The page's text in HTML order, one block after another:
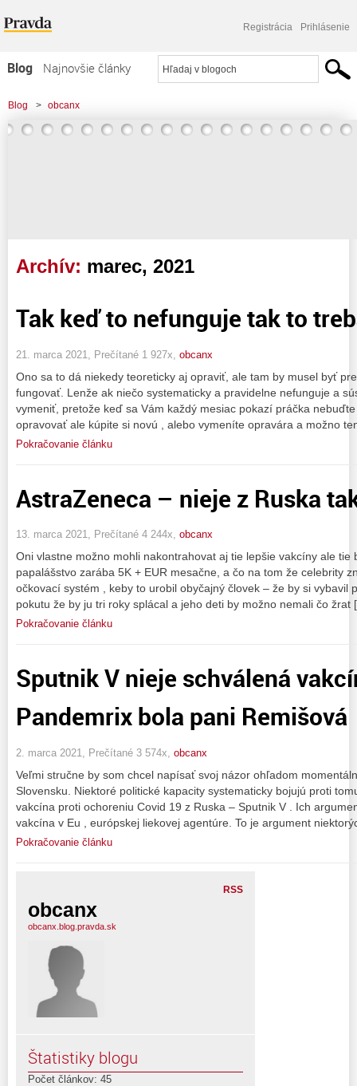
Registrácia Prihlásenie
Blog
Najnovšie články
Najčítanejšie články
Najkomentovanejšie články
Blog > obcanx
Archív: marec, 2021
Tak keď to nefunguje tak to
21. marca 2021, Prečítané 1 927x, obcanx
Ono sa to dá niekedy teoreticky aj opraviť, ale tam by musel byť
fungovať. Lenže ak niečo systematicky a pravidelne nefunguje a
vymeniť, pretože keď sa Vám každý mesiac pokazí práčka
opravovať ale kúpite si novú , alebo vymeníte opravára a možno
Pokračovanie článku
AstraZeneca – nieje z Ruska
13. marca 2021, Prečítané 4 244x, obcanx
Oni vlastne možno mohli nakontrahovat aj tie lepšie vakcíny ale tie
papalášstvo zarába 5K + EUR mesačne, a čo na tom že celebrity
očkovací systém , keby to urobil obyčajný človek – že by si vybavil
pokutu že by ju tri roky splácal a jeho deti by možno nemali čo
Pokračovanie článku
Sputnik V nieje schválená
Pandemrix bola pani Remišová
2. marca 2021, Prečítané 3 574x, obcanx
Veľmi stručne by som chcel napísať svoj názor ohľadom
Slovensku. Niektoré politické kapacity systematicky bojujú proti
vakcína proti ochoreniu Covid 19 z Ruska – Sputnik V . Ich
vakcína v Eu , európskej liekovej agentúre. To je argument
Pokračovanie článku
RSS
obcanx
obcanx.blog.pravda.sk
Štatistiky blogu
Počet článkov: 45